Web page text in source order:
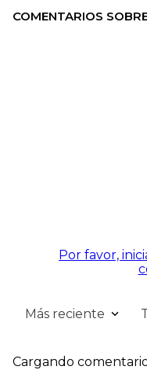
COMENTARIOS
Por favor,
Más reciente
Cargando